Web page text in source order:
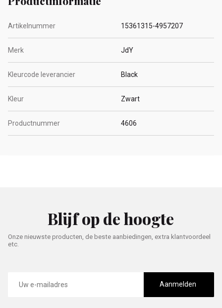
Artikelnummer 15361315-4957207
Merk JdY
Kleurcode leverancier Black
Kleur Zwart
Productnummer 4606
Blijf op de hoogte
Onze nieuwste producten, de beste aanbiedingen, extra klantvoordeel
etc.
mailadres
Aanmelden